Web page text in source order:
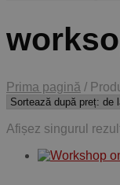
Prima pagină /
Afișez singurul